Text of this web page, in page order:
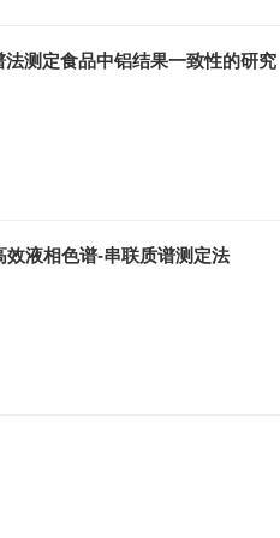
测定食品中铝结果一致性的研究
液相色谱-串联质谱测定法